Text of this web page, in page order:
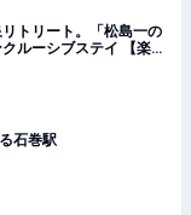
トリート。「松島一の
ルーシブステイ 【楽天
石巻駅